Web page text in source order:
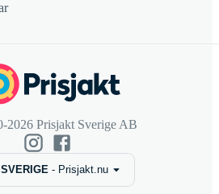
2026 Prisjakt Sverige AB
SVERIGE- Prisjakt.nu